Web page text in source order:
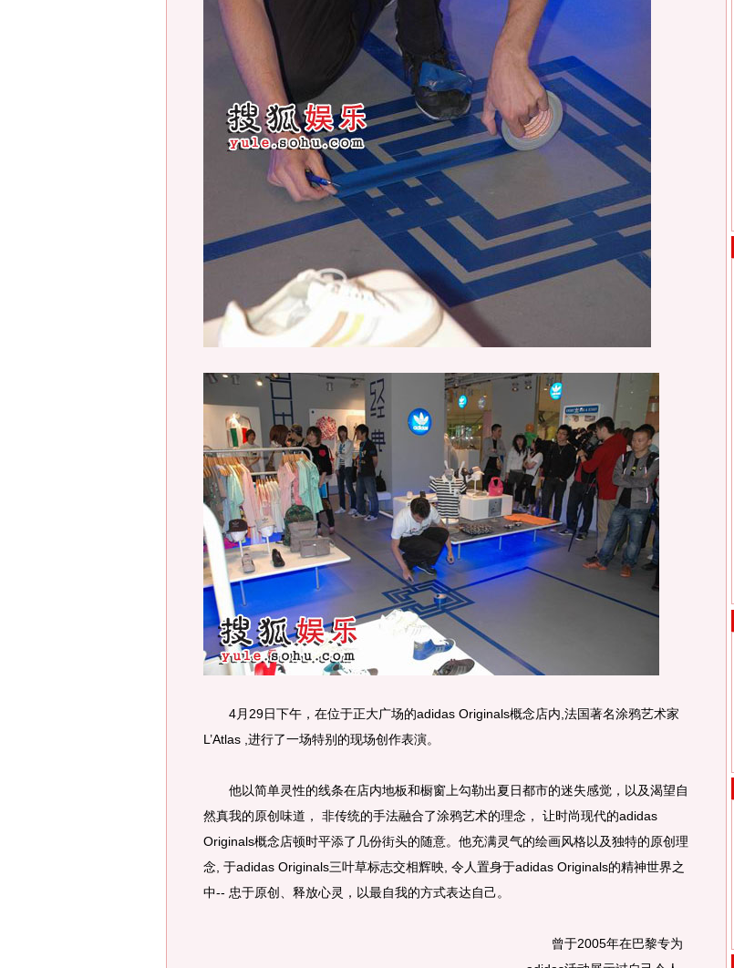
4月29日下午，在位于正大广场的adidas Originals概念店内,法国著名涂鸦艺术家
L’Atlas ,进行了一场特别的现场创作表演。
他以简单灵性的线条在店内地板和橱窗上勾勒出夏日都市的迷失感觉，以及渴望自
然真我的原创味道， 非传统的手法融合了涂鸦艺术的理念， 让时尚现代的adidas
Originals概念店顿时平添了几份街头的随意。他充满灵气的绘画风格以及独特的原创理
念, 于adidas Originals三叶草标志交相辉映, 令人置身于adidas Originals的精神世界之
中-- 忠于原创、释放心灵，以最自我的方式表达自己。
曾于2005年在巴黎专为